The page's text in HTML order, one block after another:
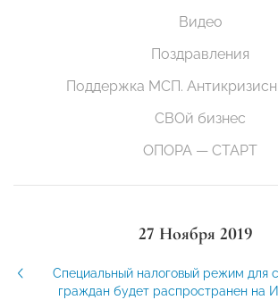
Видео
Поздравления
Поддержка МСП.
СВОй бизнес
ОПОРА — СТАРТ
27 Ноября 2019
Специальный налоговый режим для
граждан будет распространен на